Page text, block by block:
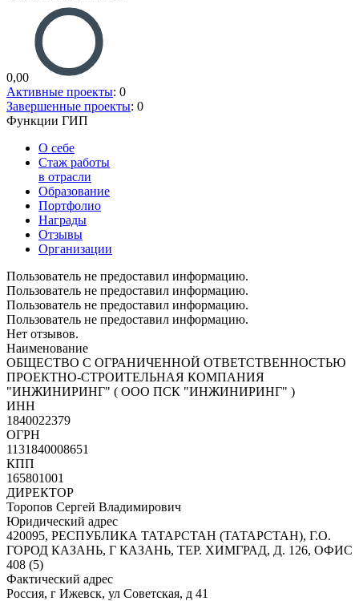
0,00
Активные проекты: 0
Завершенные проекты: 0
Функции ГИП
О себе
Стаж работы
в отрасли
Образование
Портфолио
Награды
Отзывы
Организации
Пользователь не предоставил информацию.
Пользователь не предоставил информацию.
Пользователь не предоставил информацию.
Пользователь не предоставил информацию.
Нет отзывов.
Наименование
ОБЩЕСТВО С ОГРАНИЧЕННОЙ ОТВЕТСТВЕННОСТЬЮ
ПРОЕКТНО-СТРОИТЕЛЬНАЯ КОМПАНИЯ
"ИНЖИНИРИНГ" ( ООО ПСК "ИНЖИНИРИНГ" )
ИНН
1840022379
ОГРН
1131840008651
КПП
165801001
ДИРЕКТОР
Торопов Сергей Владимирович
Юридический адрес
420095, РЕСПУБЛИКА ТАТАРСТАН (ТАТАРСТАН), Г.О.
ГОРОД КАЗАНЬ, Г КАЗАНЬ, ТЕР. ХИМГРАД, Д. 126, ОФИС
408 (5)
Фактический адрес
Россия, г Ижевск, ул Советская, д 41